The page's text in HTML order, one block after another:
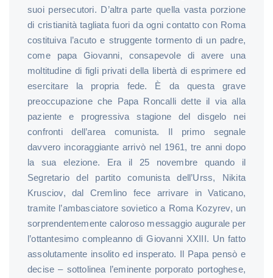
suoi persecutori. D’altra parte quella vasta porzione
di cristianità tagliata fuori da ogni contatto con Roma
costituiva l’acuto e struggente tormento di un padre,
come papa Giovanni, consapevole di avere una
moltitudine di figli privati della libertà di esprimere ed
esercitare la propria fede. È da questa grave
preoccupazione che Papa Roncalli dette il via alla
paziente e progressiva stagione del disgelo nei
confronti dell’area comunista. Il primo segnale
davvero incoraggiante arrivò nel 1961, tre anni dopo
la sua elezione. Era il 25 novembre quando il
Segretario del partito comunista dell’Urss, Nikita
Krusciov, dal Cremlino fece arrivare in Vaticano,
tramite l’ambasciatore sovietico a Roma Kozyrev, un
sorprendentemente caloroso messaggio augurale per
l’ottantesimo compleanno di Giovanni XXIII. Un fatto
assolutamente insolito ed insperato. Il Papa pensò e
decise – sottolinea l’eminente porporato portoghese,